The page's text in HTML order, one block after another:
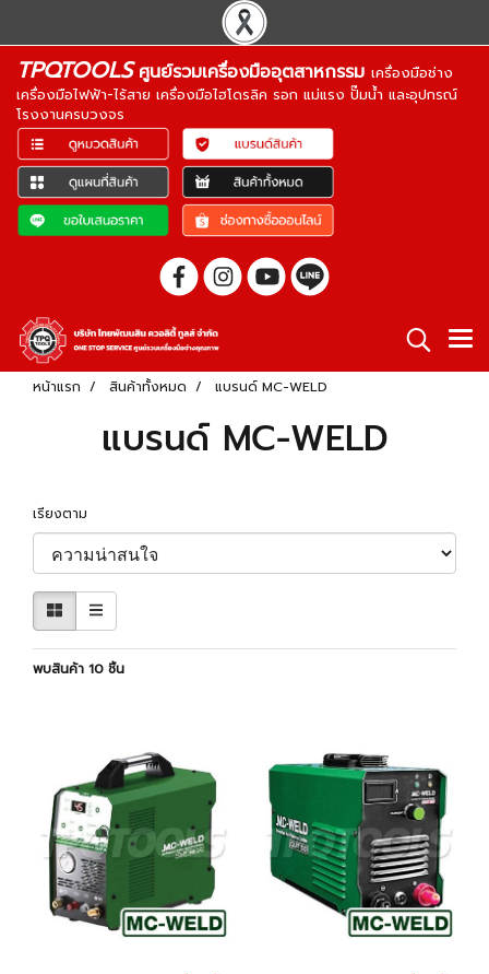
TPQTOOLSศูนย์รวมเครื่องมืออุตสาหกรรม เครื่องมือช่าง
เครื่องมือไฟฟ้า-ไร้สาย เครื่องมือไฮโดรลิค รอก แม่แรง ปั๊มน้ำ และอุปกรณ์
โรงงานครบวงจร
หน้าแรก สินค้าทั้งหมด แบรนด์ MC-WELD
แบรนด์ MC-WELD
เรียงตาม
พบสินค้า 10 ชิ้น